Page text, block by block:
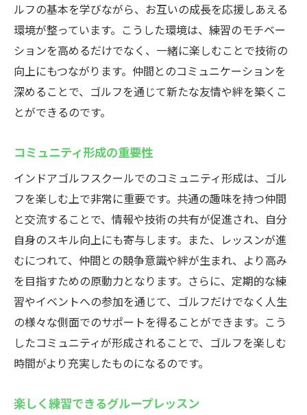
ルフの基本を学びながら、お互いの成長を応援しあえる
環境が整っています。こうした環境は、練習のモチベー
ションを高めるだけでなく、一緒に楽しむことで技術の
向上にもつながります。仲間とのコミュニケーションを
深めることで、ゴルフを通じて新たな友情や絆を築くこ
とができるのです。
コミュニティ形成の重要性
インドアゴルフスクールでのコミュニティ形成は、ゴル
フを楽しむ上で非常に重要です。共通の趣味を持つ仲間
と交流することで、情報や技術の共有が促進され、自分
自身のスキル向上にも寄与します。また、レッスンが進
むにつれて、仲間との競争意識や絆が生まれ、より高み
を目指すための原動力となります。さらに、定期的な練
習やイベントへの参加を通じて、ゴルフだけでなく人生
の様々な側面でのサポートを得ることができます。こう
したコミュニティが形成されることで、ゴルフを楽しむ
時間がより充実したものになるのです。
楽しく練習できるグループレッスン